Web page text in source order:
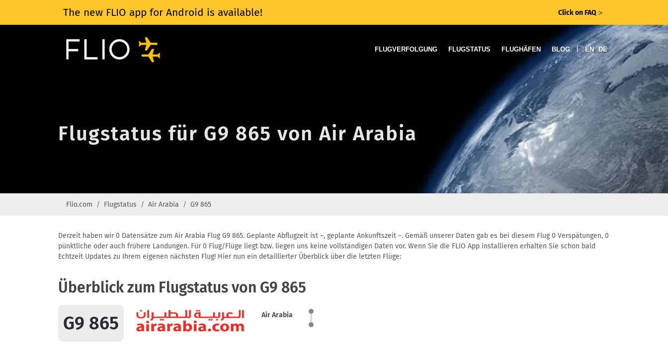
The new FLIO app for Android is available! Click on FAQ ᐳ
FLUGVERFOLGUNG FLUGSTATUS FLUGHÄFEN BLOG | EN DE
Flugstatus für G9 865 von Air Arabia
Flio.com Flugstatus Air Arabia G9 865
Derzeit haben wir 0 Datensätze zum Air Arabia Flug G9 865. Geplante Abflugzeit ist –, geplante Ankunftszeit –. Gemäß unserer Daten gab es bei diesem Flug 0 Verspätungen, 0
pünktliche oder auch frühere Landungen. Für 0 Flug/Flüge liegt bzw. liegen uns keine vollständigen Daten vor. Wenn Sie die FLIO App installieren erhalten Sie schon bald
Echtzeit Updates zu Ihrem eigenen nächsten Flug! Hier nun ein detaillierter Überblick über die letzten Flüge:
Überblick zum Flugstatus von G9 865
G9 865 Air Arabia